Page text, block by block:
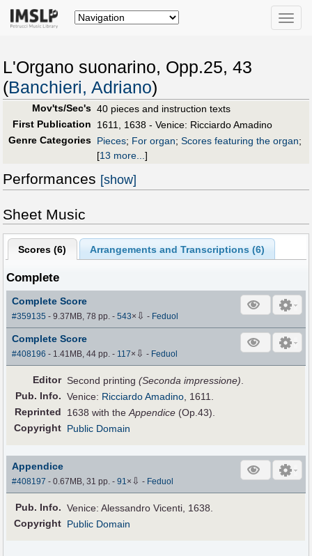
Toggle
L'Organo suonarino, Opp.25, 43
(Banchieri, Adriano)
Mov'ts/Sec's 40 pieces and instruction texts
First Publication
1611, 1638 - Venice: Ricciardo Amadino
Genre Categories Pieces; For organ; Scores featuring the organ;
[13 more...]
Performances [show]
Sheet Music
Scores (6) Arrangements and Transcriptions (6)
Complete
Complete Score
#359135 - 9.37MB, 78 pp.-543× ⇩ - Feduol
Complete Score
#408196 - 1.41MB, 44 pp.- 117× ⇩ - Feduol
Editor Second printing(Seconda impressione).
Pub. Info. Venice: Ricciardo Amadino, 1611.
Reprinted
1638 with theAppendice (Op.43).
Copyright Public Domain
Appendice
#408197 - 0.67MB, 31 pp.-91 × ⇩ - Feduol
Pub. Info. Venice: Alessandro Vicenti, 1638.
Copyright Public Domain